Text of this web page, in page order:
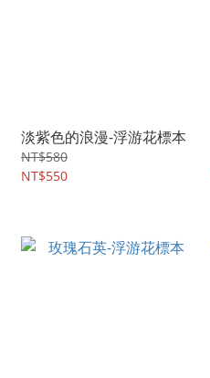
淡紫色的浪漫-浮游花標本
NT$580
NT$550